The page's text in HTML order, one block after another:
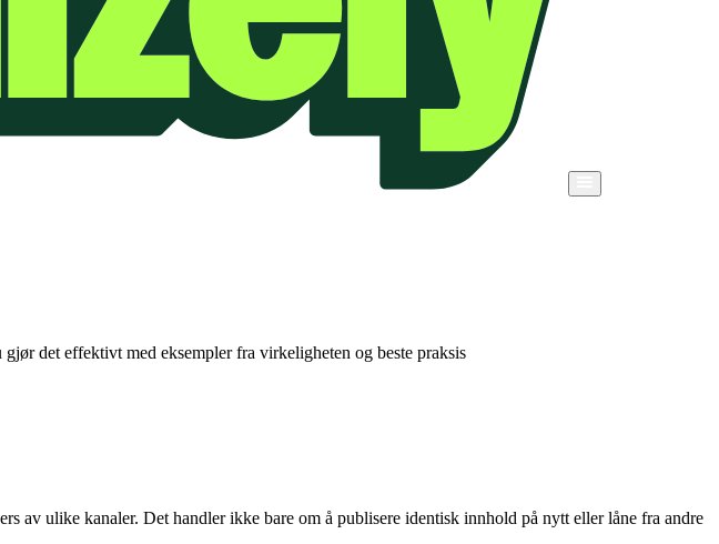
det effektivt med eksempler fra virkeligheten og beste praksis
av ulike kanaler. Det handler ikke bare om å publisere identisk innhold på nytt eller låne fra andre